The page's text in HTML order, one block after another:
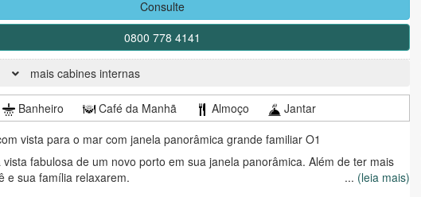
ocorra em um período de distanciamento social, medidas preventivas
para assegurar a proteção de seus passageiros. Tais medidas podem
como são executadas (exemplo: não haverá self-service; bebidas e comidas
hóspedes em suas mesas) ou impossibilitar permanentemente a atividade.
Consulte
0800 778 4141
mais cabines internas
Banheiro Café da Manhã Almoço
Jantar
vista para o mar com janela panorâmica grande familiar O1
... (leia mais)
fabulosa de um novo porto em sua janela panorâmica. Além de ter mais
e sua família relaxarem.